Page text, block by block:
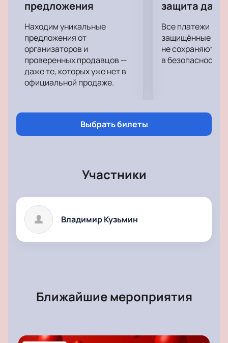
лучше подойдут для хорошего вечера. Не
пропустите концерт любимого артиста!
предложения
Находим уникальные
предложения от
организаторов и
проверенных продавцов —
даже те, которых уже нет в
официальной продаже.
защита
Все платежи
защищённые
не сохраняются
в безопасности.
Выбрать билеты
Участники
Владимир Кузьмин
Ближайшие мероприятия